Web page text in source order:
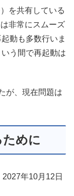
を共有している
非常にスムーズ
動も多数行いま
う間で再起動は
が、現在問題は
めに
年10月12日